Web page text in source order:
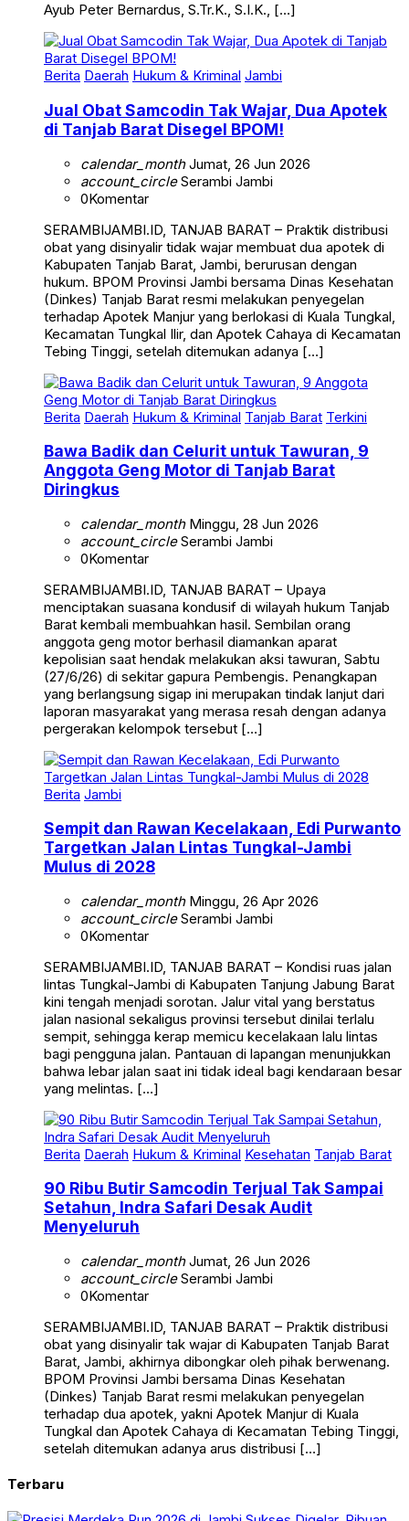
Berita Daerah Hukum & Kriminal
di Tanjab Barat Disegel BPOM!
account_circleSerambi Jambi
0Komentar
obat yang disinyalir tidak wajar membuat dua apotek di
Kabupaten Tanjab Barat, Jambi, berurusan dengan
hukum. BPOM Provinsi Jambi bersama Dinas Kesehatan
(Dinkes) Tanjab Barat resmi melakukan penyegelan
terhadap Apotek Manjur yang berlokasi di Kuala Tungkal,
Kecamatan Tungkal Ilir, dan Apotek Cahaya di Kecamatan
Tebing Tinggi, setelah ditemukan adanya […]
Berita Daerah Hukum & Kriminal Tanjab Barat
Anggota Geng Motor di Tanjab Barat
Diringkus
account_circleSerambi Jambi
0Komentar
menciptakan suasana kondusif di wilayah hukum Tanjab
Barat kembali membuahkan hasil. Sembilan orang
anggota geng motor berhasil diamankan aparat
kepolisian saat hendak melakukan aksi tawuran, Sabtu
(27/6/26) di sekitar gapura Pembengis. Penangkapan
yang berlangsung sigap ini merupakan tindak lanjut dari
laporan masyarakat yang merasa resah dengan adanya
pergerakan kelompok tersebut […]
Berita Jambi
Targetkan Jalan Lintas Tungkal-Jambi
Mulus di 2028
account_circleSerambi Jambi
0Komentar
lintas Tungkal-Jambi di Kabupaten Tanjung Jabung Barat
kini tengah menjadi sorotan. Jalur vital yang berstatus
jalan nasional sekaligus provinsi tersebut dinilai terlalu
sempit, sehingga kerap memicu kecelakaan lalu lintas
bagi pengguna jalan. Pantauan di lapangan menunjukkan
bahwa lebar jalan saat ini tidak ideal bagi kendaraan besar
yang melintas. […]
Berita Daerah Hukum & Kriminal Kesehatan
Setahun, Indra Safari Desak Audit
Menyeluruh
account_circleSerambi Jambi
0Komentar
obat yang disinyalir tak wajar di Kabupaten Tanjab Barat
Barat, Jambi, akhirnya dibongkar oleh pihak berwenang.
BPOM Provinsi Jambi bersama Dinas Kesehatan
(Dinkes) Tanjab Barat resmi melakukan penyegelan
terhadap dua apotek, yakni Apotek Manjur di Kuala
Tungkal dan Apotek Cahaya di Kecamatan Tebing Tinggi,
setelah ditemukan adanya arus distribusi […]